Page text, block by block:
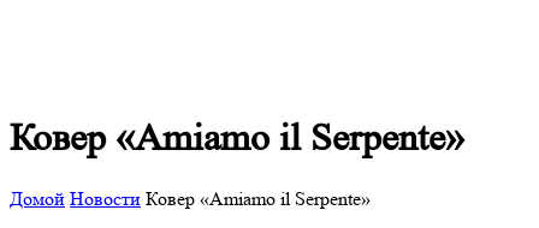
Ковер «Amiamo il Serpente»
Домой Новости Ковер «Amiamo il Serpente»